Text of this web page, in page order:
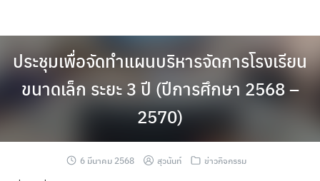
content
ประชุมเพื่อจัดทำแผนบริหารจัดการโรงเรียน
ขนาดเล็ก ระยะ 3 ปี (ปีการศึกษา 2568 –
2570)
6 มีนาคม 2568 สุวนันท์ ข่าวกิจกรรม